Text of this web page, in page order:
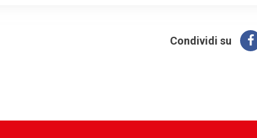
Condividi su